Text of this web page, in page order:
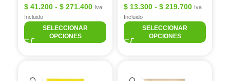
$ 41.200 - $ 271.400 Iva
Incluido
SELECCIONAR
OPCIONES
$ 13.300 - $ 219.700 Iva
Incluido
SELECCIONAR
OPCIONES